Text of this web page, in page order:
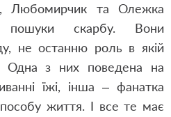
Любомирчик та Олежка
пошуки скарбу. Вони
не останню роль в якій
Одна з них поведена на
їжі, інша – фанатка
життя. І все те має